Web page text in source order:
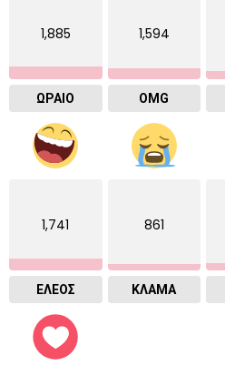
1,885
ΩΡΑΙΟ
1,594
OMG
1,741
ΕΛΕΟΣ
861
ΚΛΑΜΑ